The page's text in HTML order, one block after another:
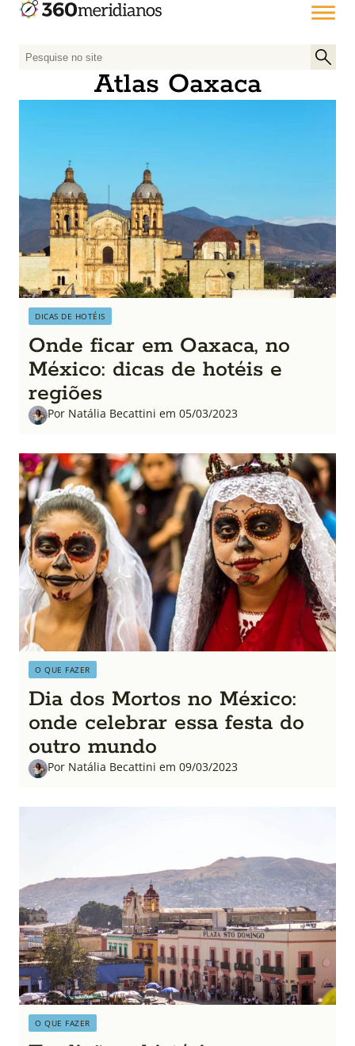
P
r
:
Atlas Oaxaca
DICAS DE HOTÉIS
Onde ficar em Oaxaca, no
México: dicas de hotéis e
regiões
Por Natália Becattini em 05/03/2023
O QUE FAZER
Dia dos Mortos no México:
onde celebrar essa festa do
outro mundo
Por Natália Becattini em 09/03/2023
O QUE FAZER